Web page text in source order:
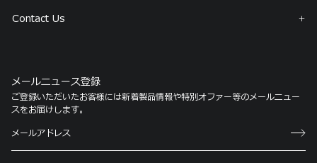
Contact Us
メールニュース登録
ご登録いただいたお客様には新着製品情報や特別オファー等のメールニュー
スをお届けします。